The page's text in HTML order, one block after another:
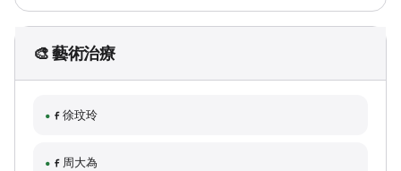
🎨 藝術治療
徐玟玲
周大為